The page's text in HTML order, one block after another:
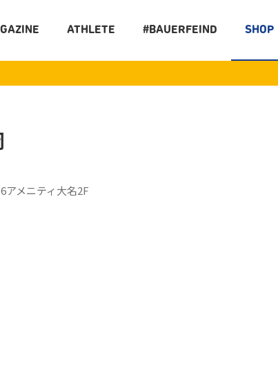
ATHLETE #BAUERFEIND SHOP
アメニティ大名2F